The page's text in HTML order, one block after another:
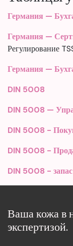
Германия —
Германия —
Регулирование
Германия —
DIN 5008
DIN 5008 —
DIN 5008 -
DIN 5008 -
DIN 5008 - запас
Ваша кожа в
экспертизой.